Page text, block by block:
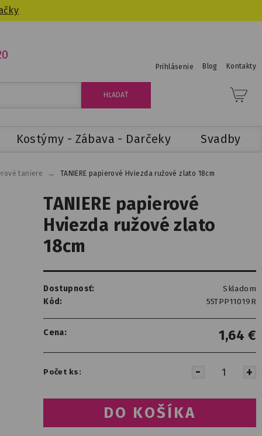
Prihlásenie Blog Kontakty
Kostýmy - Zábava - Darčeky Svadby
taniere → TANIERE papierové Hviezda ružové zlato 18cm
TANIERE papierové
Hviezda ružové zlato
18cm
Dostupnosť:
Skladom
Kód:
55TPP11019R
Cena: 1,64 €
Počet ks: